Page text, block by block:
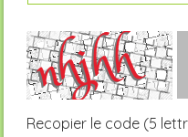
Recopier le code (5